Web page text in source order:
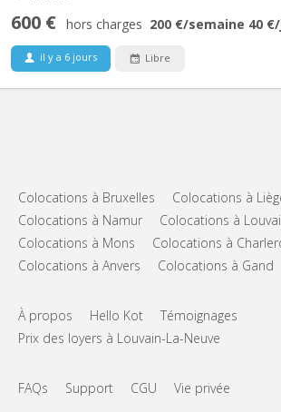
600 € hors charges 200 €/semaine 40 €
il y a 6 jours Libre
Colocations à Bruxelles
Colocations à
Colocations à Namur
Colocations à
Colocations à Mons
Colocations à
Colocations à Anvers
Colocations à Gand
À propos Hello Kot
Témoignages
Prix des loyers à Louvain-La-Neuve
FAQs Support CGU Vie privée